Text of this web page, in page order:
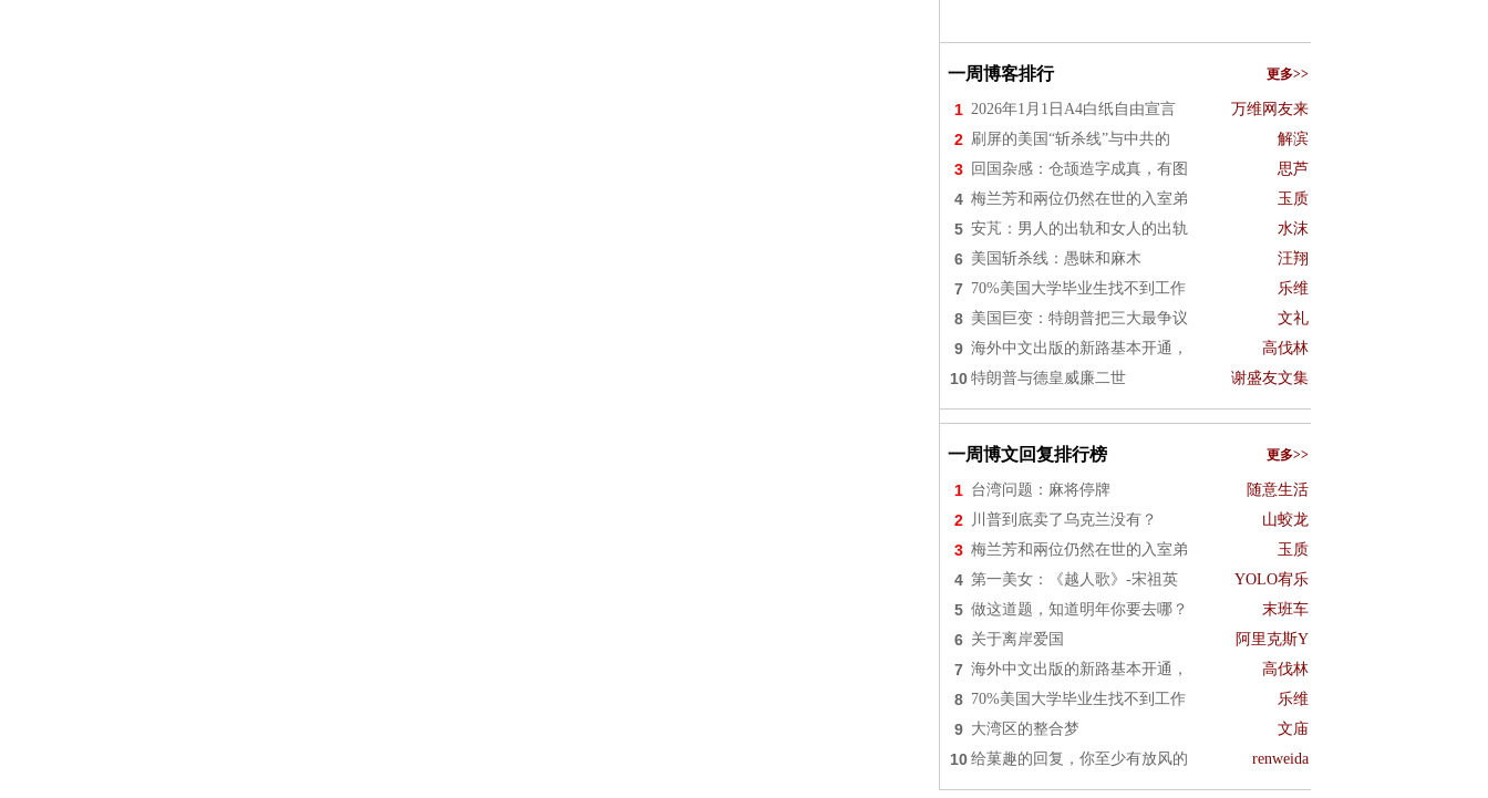
一周博客排行 更多>>
1 2026年1月1日A4白纸自由宣言 万维网友来
2 刷屏的美国“斩杀线”与中共的 解滨
3 回国杂感：仓颉造字成真，有图 思芦
4 梅兰芳和兩位仍然在世的入室弟 玉质
5 安芃：男人的出轨和女人的出轨 水沫
6 美国斩杀线：愚昧和麻木 汪翔
7 70%美国大学毕业生找不到工作 乐维
8 美国巨变：特朗普把三大最争议 文礼
9 海外中文出版的新路基本开通， 高伐林
10 特朗普与德皇威廉二世 谢盛友文集
一周博文回复排行榜 更多>>
1 台湾问题：麻将停牌 随意生活
2 川普到底卖了乌克兰没有？ 山蛟龙
3 梅兰芳和兩位仍然在世的入室弟 玉质
4 第一美女：《越人歌》-宋祖英 YOLO宥乐
5 做这道题，知道明年你要去哪？ 末班车
6 关于离岸爱国 阿里克斯Y
7 海外中文出版的新路基本开通， 高伐林
8 70%美国大学毕业生找不到工作 乐维
9 大湾区的整合梦 文庙
10 给菓趣的回复，你至少有放风的 renweida